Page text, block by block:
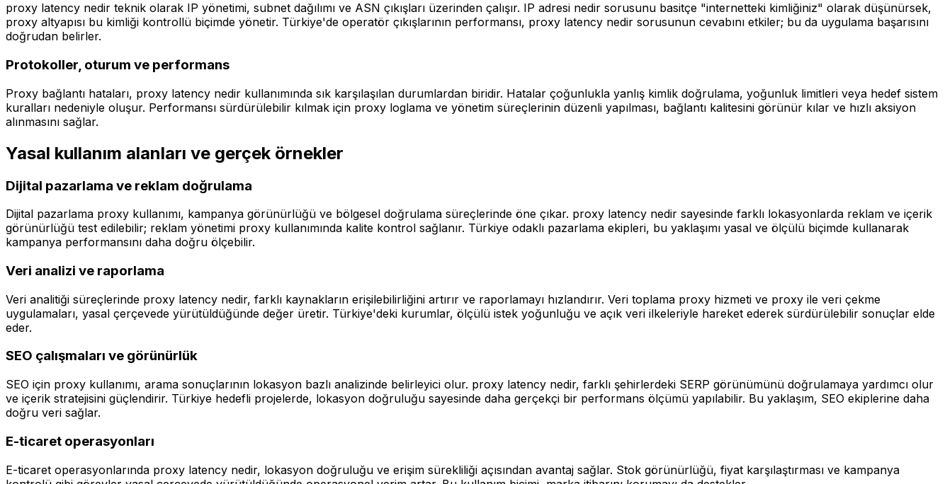
proxy latency nedir teknik olarak IP yönetimi, subnet dağılımı ve ASN çıkışları üzerinden çalışır. IP adresi nedir sorusunu basitçe "internetteki kimliğiniz" olarak düşünürsek,
proxy altyapısı bu kimliği kontrollü biçimde yönetir. Türkiye'de operatör çıkışlarının performansı, proxy latency nedir sorusunun cevabını etkiler; bu da uygulama başarısını
doğrudan belirler.
Protokoller, oturum ve performans
Proxy bağlantı hataları, proxy latency nedir kullanımında sık karşılaşılan durumlardan biridir. Hatalar çoğunlukla yanlış kimlik doğrulama, yoğunluk limitleri veya hedef sistem
kuralları nedeniyle oluşur. Performansı sürdürülebilir kılmak için proxy loglama ve yönetim süreçlerinin düzenli yapılması, bağlantı kalitesini görünür kılar ve hızlı aksiyon
alınmasını sağlar.
Yasal kullanım alanları ve gerçek örnekler
Dijital pazarlama ve reklam doğrulama
Dijital pazarlama proxy kullanımı, kampanya görünürlüğü ve bölgesel doğrulama süreçlerinde öne çıkar. proxy latency nedir sayesinde farklı lokasyonlarda reklam ve içerik
görünürlüğü test edilebilir; reklam yönetimi proxy kullanımında kalite kontrol sağlanır. Türkiye odaklı pazarlama ekipleri, bu yaklaşımı yasal ve ölçülü biçimde kullanarak
kampanya performansını daha doğru ölçebilir.
Veri analizi ve raporlama
Veri analitiği süreçlerinde proxy latency nedir, farklı kaynakların erişilebilirliğini artırır ve raporlamayı hızlandırır. Veri toplama proxy hizmeti ve proxy ile veri çekme
uygulamaları, yasal çerçevede yürütüldüğünde değer üretir. Türkiye'deki kurumlar, ölçülü istek yoğunluğu ve açık veri ilkeleriyle hareket ederek sürdürülebilir sonuçlar elde
eder.
SEO çalışmaları ve görünürlük
SEO için proxy kullanımı, arama sonuçlarının lokasyon bazlı analizinde belirleyici olur. proxy latency nedir, farklı şehirlerdeki SERP görünümünü doğrulamaya yardımcı olur
ve içerik stratejisini güçlendirir. Türkiye hedefli projelerde, lokasyon doğruluğu sayesinde daha gerçekçi bir performans ölçümü yapılabilir. Bu yaklaşım, SEO ekiplerine daha
doğru veri sağlar.
E-ticaret operasyonları
E-ticaret operasyonlarında proxy latency nedir, lokasyon doğruluğu ve erişim sürekliliği açısından avantaj sağlar. Stok görünürlüğü, fiyat karşılaştırması ve kampanya